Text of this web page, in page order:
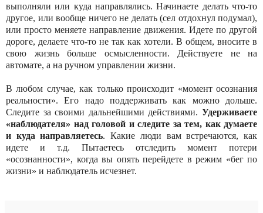
выполняли или куда направлялись. Начинаете делать что-то
другое, или вообще ничего не делать (сел отдохнул подумал),
или просто меняете направление движения. Идете по другой
дороге, делаете что-то не так как хотели. В общем, вносите в
свою жизнь больше осмысленности. Действуете не на
автомате, а на ручном управлении жизни.
В любом случае, как только происходит «момент осознания
реальности». Его надо поддерживать как можно дольше.
Следите за своими дальнейшими действиями. Удерживаете
«наблюдателя» над головой и следите за тем, как думаете
и куда направляетесь. Какие люди вам встречаются, как
идете и т.д. Пытаетесь отследить момент потери
«осознанности», когда вы опять перейдете в режим «бег по
жизни» и наблюдатель исчезнет.